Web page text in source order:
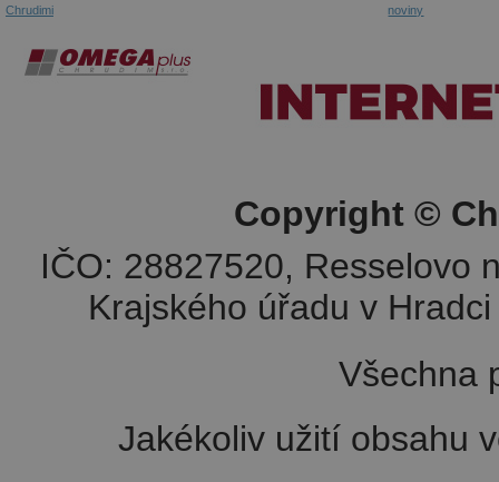
Chrudimi
noviny
Copyright ©
IČO: 28827520, Resselovo
Krajského úřadu v
Všechna
Jakékoliv užití obsahu